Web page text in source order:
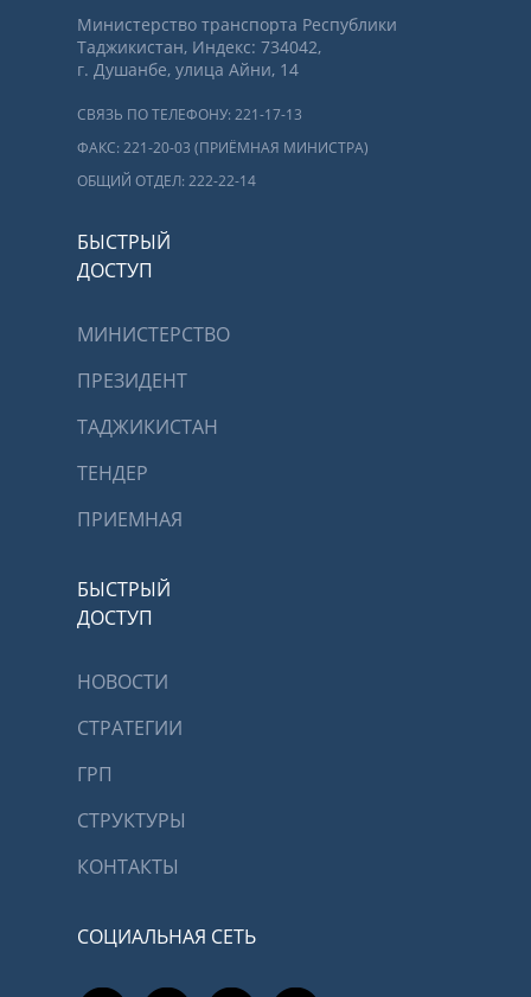
Министерство транспорта Республики
Таджикистан, Индекс: 734042,
г. Душанбе, улица Айни, 14
СВЯЗЬ ПО ТЕЛЕФОНУ: 221-17-13
ФАКС: 221-20-03 (ПРИЁМНАЯ МИНИСТРА)
ОБЩИЙ ОТДЕЛ: 222-22-14
БЫСТРЫЙ
ДОСТУП
МИНИСТЕРСТВО
ПРЕЗИДЕНТ
ТАДЖИКИСТАН
ТЕНДЕР
ПРИЕМНАЯ
БЫСТРЫЙ
ДОСТУП
НОВОСТИ
СТРАТЕГИИ
ГРП
СТРУКТУРЫ
КОНТАКТЫ
СОЦИАЛЬНАЯ СЕТЬ